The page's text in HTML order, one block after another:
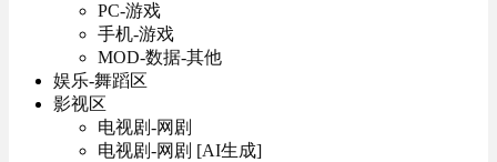
PC-游戏
手机-游戏
MOD-数据-其他
娱乐-舞蹈区
影视区
电视剧-网剧
电视剧-网剧 [AI生成]